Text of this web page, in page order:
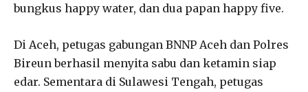
bungkus happy water, dan dua papan happy five.
Di Aceh, petugas gabungan BNNP Aceh dan Polres
Bireun berhasil menyita sabu dan ketamin siap
edar. Sementara di Sulawesi Tengah, petugas